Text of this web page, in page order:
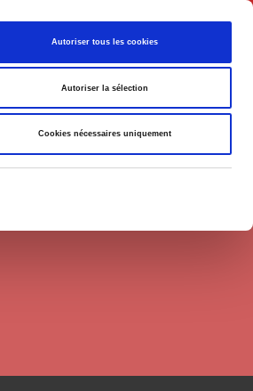
Autoriser tous les cookies
Autoriser la sélection
Cookies nécessaires uniquement